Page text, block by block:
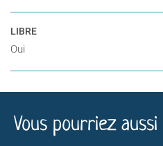
LIBRE
Oui
Vous pourriez